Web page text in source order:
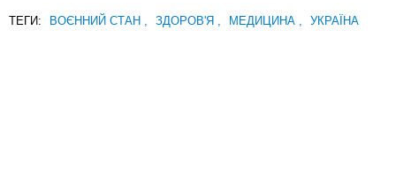
ТЕГИ: ВОЄННИЙ СТАН ЗДОРОВ'Я МЕДИЦИНА УКРАЇНА